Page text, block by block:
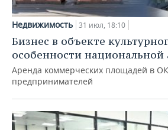
Недвижимость 31 июл, 18:10
Бизнес в объекте
особенности
Аренда коммерческих площадей в
предпринимателей